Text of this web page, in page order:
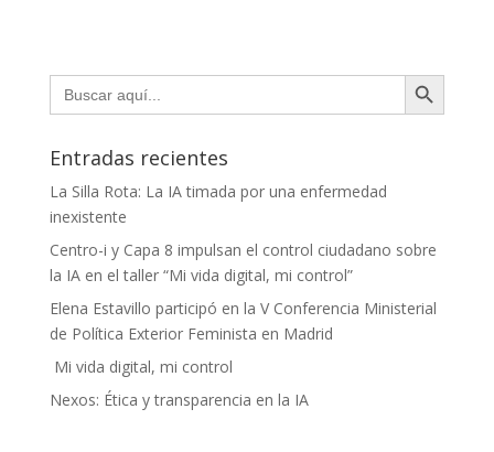
Buscar: Botón de búsqueda
Entradas recientes
La Silla Rota: La IA timada por una enfermedad
inexistente
Centro-i y Capa 8 impulsan el control ciudadano sobre
la IA en el taller “Mi vida digital, mi control”
Elena Estavillo participó en la V Conferencia Ministerial
de Política Exterior Feminista en Madrid
Mi vida digital, mi control
Nexos: Ética y transparencia en la IA